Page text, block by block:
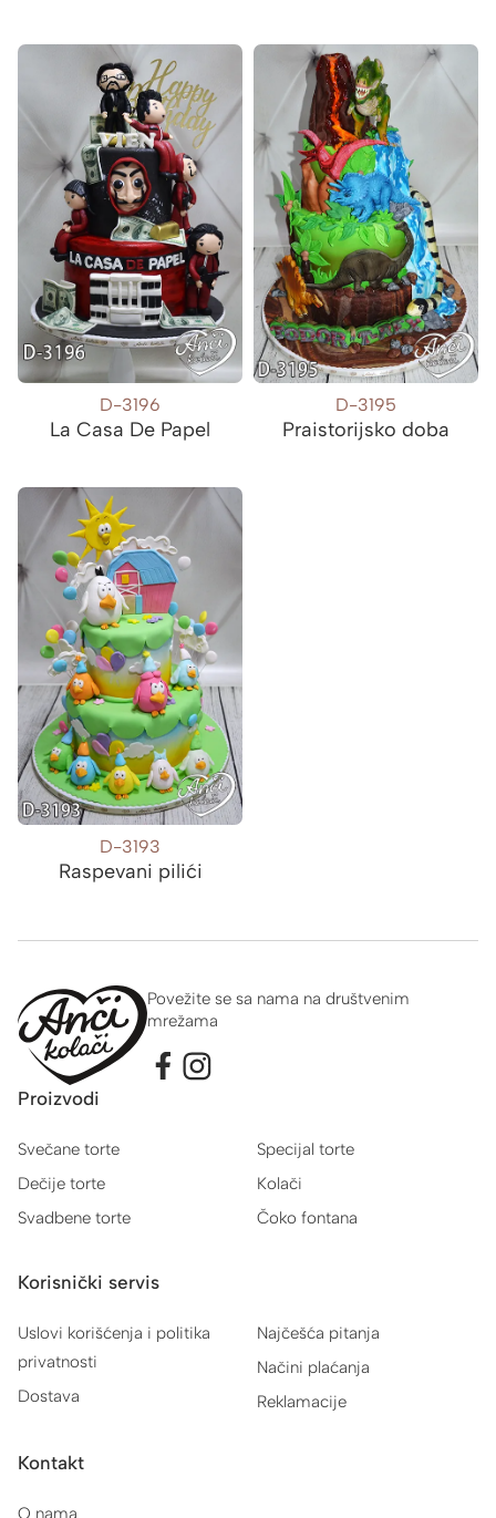
D-3196
La Casa De Papel
D-3195
Praistorijsko doba
D-3193
Raspevani pilići
Povežite se sa nama na društvenim
mrežama
Proizvodi
Svečane torte
Dečije torte
Svadbene torte
Specijal torte
Kolači
Čoko fontana
Korisnički servis
Uslovi korišćenja i politika
privatnosti
Dostava
Najčešća pitanja
Načini plaćanja
Reklamacije
Kontakt
O nama